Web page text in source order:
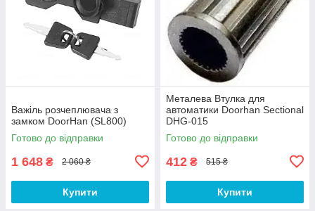
Важіль розчеплювача з
замком DoorHan (SL800)
Готово до відправки
1 648 ₴ 2 060 ₴
Купити
Металева Втулка для
автоматики Doorhan Sectional
DHG-015
Готово до відправки
412 ₴ 515 ₴
Купити